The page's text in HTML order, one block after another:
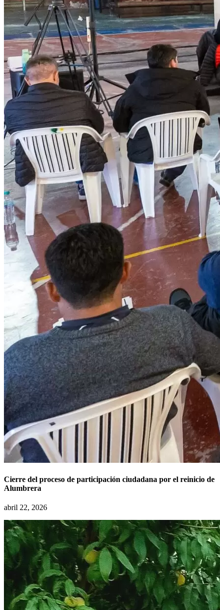
Cierre del proceso de participación ciudadana por el reinicio de
Alumbrera
abril 22, 2026